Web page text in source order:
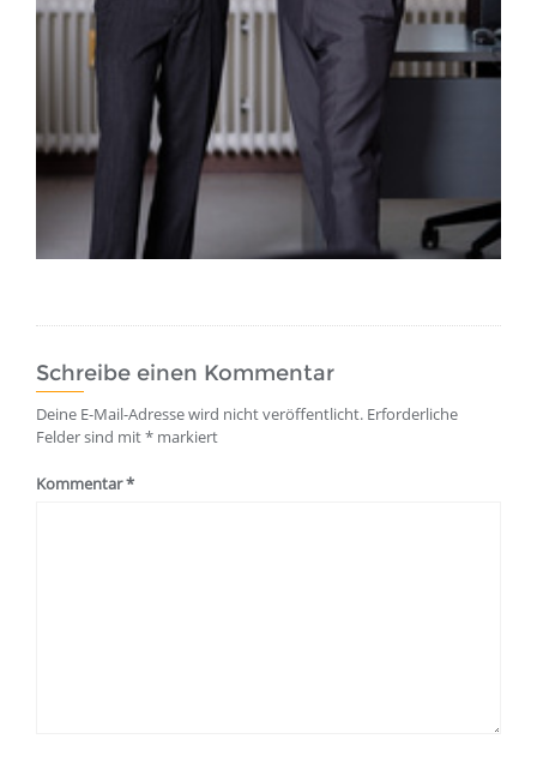
Schreibe einen Kommentar
Deine E-Mail-Adresse wird nicht veröffentlicht. Erforderliche
Felder sind mit* markiert
Kommentar*